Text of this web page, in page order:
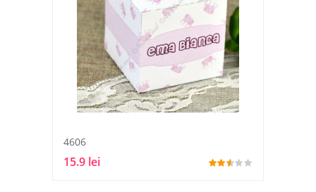
4606
15.9 lei